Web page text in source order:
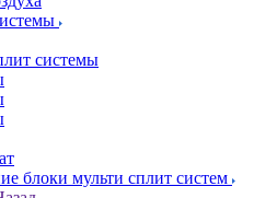
системы
блоки мульти сплит систем